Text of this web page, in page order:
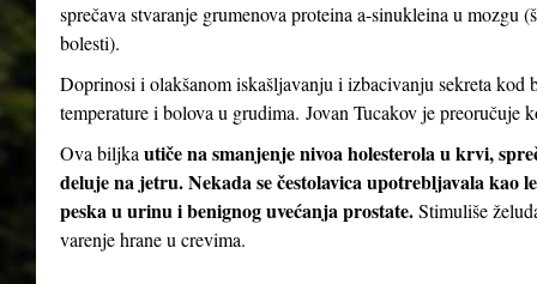
sprečava stvaranje grumenova proteina a-sinukleina u mozgu
bolesti).
Doprinosi i olakšanom iskašljavanju i izbacivanju sekreta kod
temperature i bolova u grudima. Jovan Tucakov je preoručuje
Ova biljka utiče na smanjenje nivoa holesterola u krvi,
deluje na jetru. Nekada se čestolavica upotrebljavala kao
peska u urinu i benignog uvećanja prostate.Stimuliše
varenje hrane u crevima.